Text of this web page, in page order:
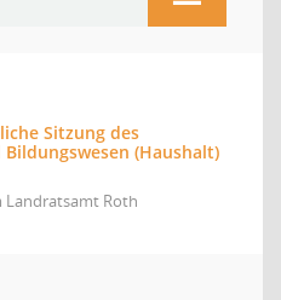
Sitzung des
(Haushalt)
Landratsamt Roth